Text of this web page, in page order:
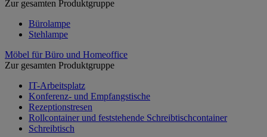
Zur gesamten Produktgruppe
Bürolampe
Stehlampe
Möbel für Büro und Homeoffice
Zur gesamten Produktgruppe
IT-Arbeitsplatz
Konferenz- und Empfangstische
Rezeptionstresen
Rollcontainer und feststehende Schreibtischcontainer
Schreibtisch